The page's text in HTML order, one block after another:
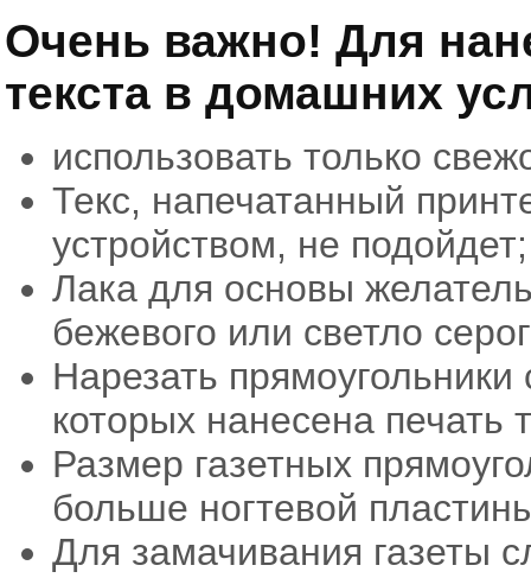
Очень важно! Для
текста в домашних
использовать только
Текс, напечатанный
устройством, не подойдет;
Лака для основы
бежевого или светло
Нарезать прямоугольники
которых нанесена печать
Размер газетных
больше ногтевой
Для замачивания газеты